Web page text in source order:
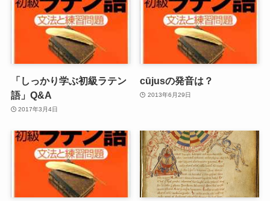
「しっかり学ぶ初級ラテン
語」Q&A
2017年3月4日
cūjusの発音は？
2013年6月29日